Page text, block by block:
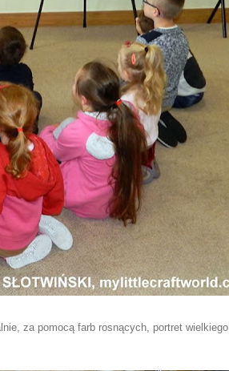
za pomocą farb rosnących, portret wielkiego